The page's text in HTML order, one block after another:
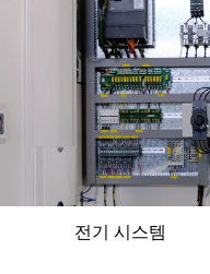
전기 시스템